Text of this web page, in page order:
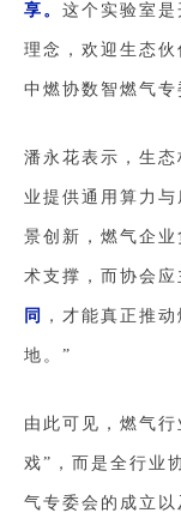
享 。 这个实验室
理念，欢迎生态
中燃协数智燃气
潘永花表示，生
业提供通用算力
景创新，燃气企
术支撑，而协会
同 ，才能真正推
地。”
由此可见，燃气
戏”，而是全行业
气专委会的成立